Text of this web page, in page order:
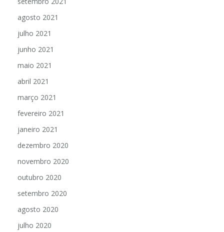
agosto 2021
julho 2021
junho 2021
maio 2021
abril 2021
março 2021
fevereiro 2021
janeiro 2021
dezembro 2020
novembro 2020
outubro 2020
setembro 2020
agosto 2020
julho 2020